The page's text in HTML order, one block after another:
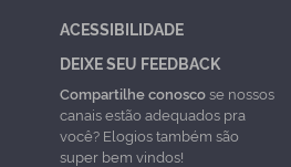
ACESSIBILIDADE
DEIXE SEU FEEDBACK
Compartilhe conoscose nossos
canais estão adequados pra
você? Elogios também são
super bem vindos!